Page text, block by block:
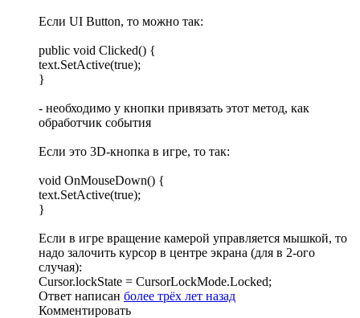
Если UI Button, то можно так:
public void Clicked() {
text.SetActive(true);
}
- необходимо у кнопки привязать этот метод, как
обработчик события
Если это 3D-кнопка в игре, то так:
void OnMouseDown() {
text.SetActive(true);
}
Если в игре вращение камерой управляется мышкой, то
надо залочить курсор в центре экрана (для в 2-ого
случая):
Cursor.lockState = CursorLockMode.Locked;
Ответ написан более трёх лет назад
Комментировать